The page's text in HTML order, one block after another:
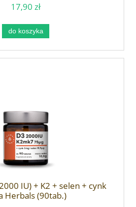
17,90 zł
do koszyka
IU) + K2 + selen + cynk
Herbals (90tab.)